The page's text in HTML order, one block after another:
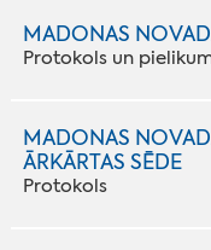
MADONAS
Protokols un
MADONAS
ĀRKĀRTAS SĒDE
Protokols